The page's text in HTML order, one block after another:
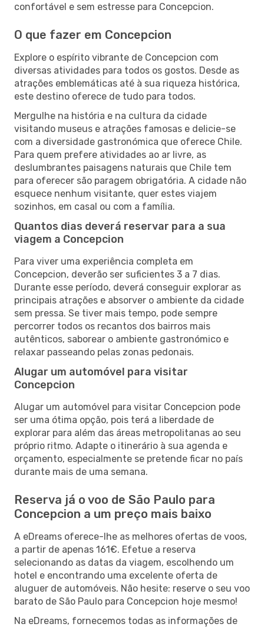
confortável e sem estresse para Concepcion.
O que fazer em Concepcion
Explore o espírito vibrante de Concepcion com
diversas atividades para todos os gostos. Desde as
atrações emblemáticas até à sua riqueza histórica,
este destino oferece de tudo para todos.
Mergulhe na história e na cultura da cidade
visitando museus e atrações famosas e delicie-se
com a diversidade gastronómica que oferece Chile.
Para quem prefere atividades ao ar livre, as
deslumbrantes paisagens naturais que Chile tem
para oferecer são paragem obrigatória. A cidade não
esquece nenhum visitante, quer estes viajem
sozinhos, em casal ou com a família.
Quantos dias deverá reservar para a sua
viagem a Concepcion
Para viver uma experiência completa em
Concepcion, deverão ser suficientes 3 a 7 dias.
Durante esse período, deverá conseguir explorar as
principais atrações e absorver o ambiente da cidade
sem pressa. Se tiver mais tempo, pode sempre
percorrer todos os recantos dos bairros mais
autênticos, saborear o ambiente gastronómico e
relaxar passeando pelas zonas pedonais.
Alugar um automóvel para visitar
Concepcion
Alugar um automóvel para visitar Concepcion pode
ser uma ótima opção, pois terá a liberdade de
explorar para além das áreas metropolitanas ao seu
próprio ritmo. Adapte o itinerário à sua agenda e
orçamento, especialmente se pretende ficar no país
durante mais de uma semana.
Reserva já o voo de São Paulo para
Concepcion a um preço mais baixo
A eDreams oferece-lhe as melhores ofertas de voos,
a partir de apenas 161€. Efetue a reserva
selecionando as datas da viagem, escolhendo um
hotel e encontrando uma excelente oferta de
aluguer de automóveis. Não hesite: reserve o seu voo
barato de São Paulo para Concepcion hoje mesmo!
Na eDreams, fornecemos todas as informações de